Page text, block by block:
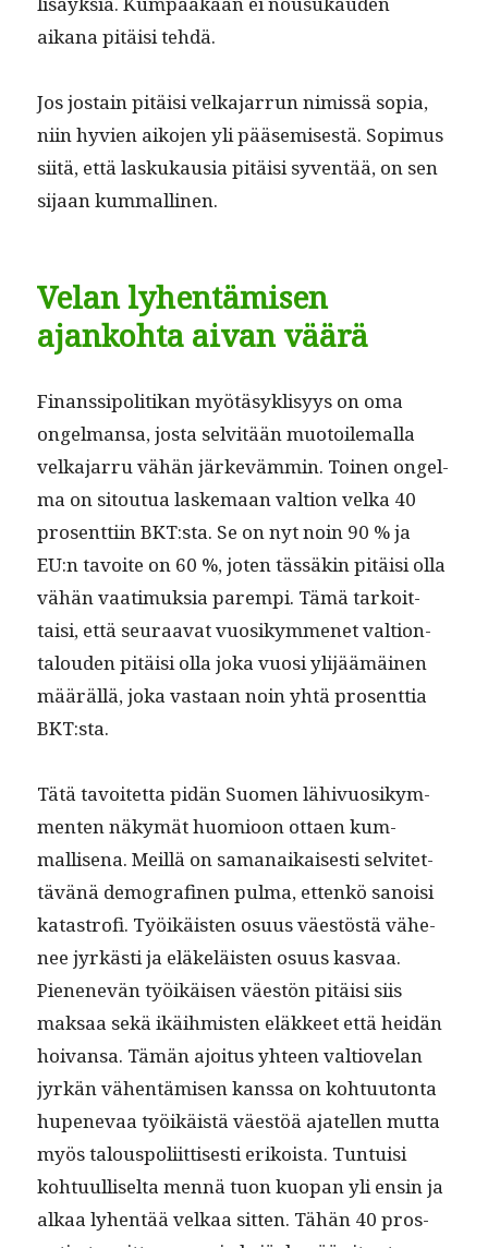
aikana pitäisi tehdä.
Jos jostain pitäisi velka­jar­run nimis­sä sopia,
niin hyvien aiko­jen yli pääsemis­es­tä. Sopimus
siitä, että laskukau­sia pitäisi syven­tää, on sen
sijaan kummallinen.
Velan lyhentämisen
ajankohta aivan väärä
Finanssipoli­tikan myötäsyk­lisyys on oma
ongel­mansa, jos­ta selvitään muo­toile­mal­la
velka­jar­ru vähän järkeväm­min. Toinen ongel­
ma on sitoutua laske­maan val­tion vel­ka 40
pros­ent­ti­in BKT:sta. Se on nyt noin 90 % ja
EU:n tavoite on 60 %, joten tässäkin pitäisi olla
vähän vaa­timuk­sia parem­pi. Tämä tarkoit­
taisi, että seu­raa­vat vuosikymmenet val­tion­
talouden pitäisi olla joka vuosi yli­jäämäi­nen
määräl­lä, joka vas­taan noin yhtä pros­ent­tia
BKT:sta.
Tätä tavoitet­ta pidän Suomen lähivu­osikym­
menten näkymät huomioon ottaen kum­
mallise­na. Meil­lä on samanaikaises­ti selvitet­
tävänä demografinen pul­ma, ettenkö sanoisi
katas­trofi. Työikäis­ten osu­us väestöstä vähe­
nee jyrkästi ja eläkeläis­ten osu­us kas­vaa.
Pienenevän työikäisen väestön pitäisi siis
mak­saa sekä ikäih­mis­ten eläk­keet että hei­dän
hoivansa. Tämän ajoi­tus yhteen val­tiove­lan
jyrkän vähen­tämisen kanssa on kohtu­u­ton­ta
hupenevaa työikäistä väestöä ajatellen mut­ta
myös talous­poli­it­tis­es­ti erikoista. Tun­tu­isi
kohtu­ulliselta men­nä tuon kuopan yli ensin ja
alkaa lyhen­tää velkaa sit­ten. Tähän 40 pros­